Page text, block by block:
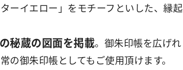
ーイエロー」をモチーフといした、縁起
秘蔵の図面を掲載。御朱印帳を広げれ
御朱印帳としてもご使用頂けます。